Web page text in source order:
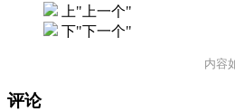
上"上一个"
下"下一个"
内容
评论